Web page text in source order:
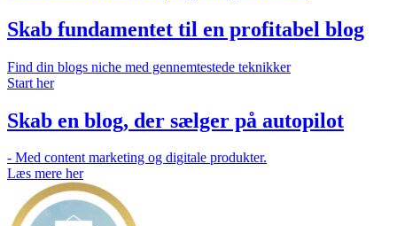
Skab fundamentet til en profitabel blog
Find din blogs niche med gennemtestede teknikker
Start her
Skab en blog, der sælger på autopilot
- Med content marketing og digitale produkter.
Læs mere her